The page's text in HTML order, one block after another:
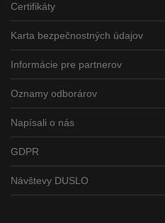
Certifikáty
Karta bezpečnostných údajov
Informácie pre partnerov
Oznamy odborárov
Napísali o nás
GDPR
Návštevy DUSLO